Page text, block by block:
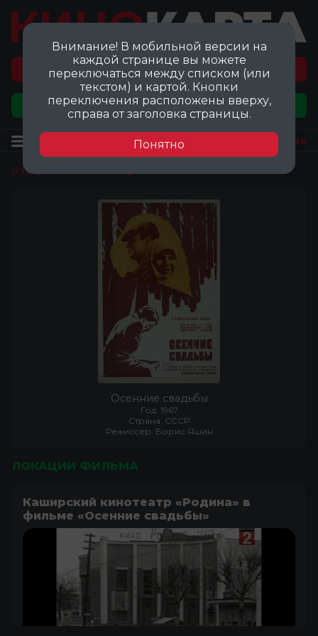
Перейти на карту локаций ©
Добавить локацию
Посмотреть на карте
‹‹ Перейти ко всем фильмам
Осенние свадьбы
Год: 1967
Страна: СССР
Режиссёр: Борис Яшин
ЛОКАЦИИ ФИЛЬМА
Каширский кинотеатр «Родина» в
фильме «Осенние свадьбы»
Внимание! В мобильной версии на
каждой странице вы можете
переключаться между списком (или
текстом) и картой. Кнопки
переключения расположены вверху,
справа от заголовка страницы.
Понятно